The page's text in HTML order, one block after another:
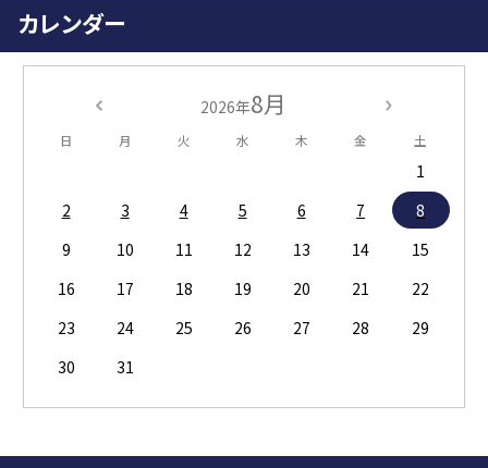
カレンダー
2026年8月
日 月 火 水 木 金 土
1
2
3 4 5 6 7
8
9
10 11 12 13 14
15
16
17 18 19 20 21
22
23
24 25 26 27 28
29
30
31